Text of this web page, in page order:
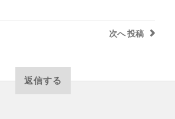
次へ投稿
返信する